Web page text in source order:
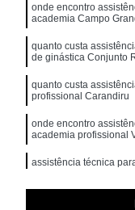
onde encontro
academia Campo
quanto custa
de ginástica Conjunto
quanto custa
profissional Carandiru
onde encontro
academia profissional
assistência técnica
onde encontro